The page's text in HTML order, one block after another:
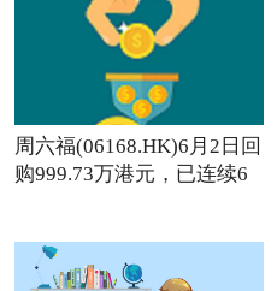
周六福(06168.HK)6月2日回
购999.73万港元，已连续6